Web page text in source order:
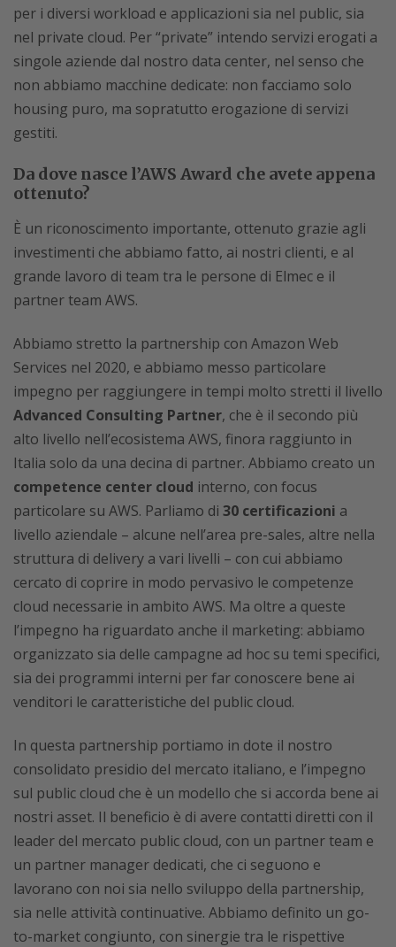
per i diversi workload e applicazioni sia nel public, sia
nel private cloud. Per “private” intendo servizi erogati a
singole aziende dal nostro data center, nel senso che
non abbiamo macchine dedicate: non facciamo solo
housing puro, ma sopratutto erogazione di servizi
gestiti.
Da dove nasce l’AWS Award che avete appena
ottenuto?
È un riconoscimento importante, ottenuto grazie agli
investimenti che abbiamo fatto, ai nostri clienti, e al
grande lavoro di team tra le persone di Elmec e il
partner team AWS.
Abbiamo stretto la partnership con Amazon Web
Services nel 2020, e abbiamo messo particolare
impegno per raggiungere in tempi molto stretti il livello
Advanced Consulting Partner, che è il secondo più
alto livello nell’ecosistema AWS, finora raggiunto in
Italia solo da una decina di partner. Abbiamo creato un
competence center cloud interno, con focus
particolare su AWS. Parliamo di 30 certificazioni a
livello aziendale – alcune nell’area pre-sales, altre nella
struttura di delivery a vari livelli – con cui abbiamo
cercato di coprire in modo pervasivo le competenze
cloud necessarie in ambito AWS. Ma oltre a queste
l’impegno ha riguardato anche il marketing: abbiamo
organizzato sia delle campagne ad hoc su temi specifici,
sia dei programmi interni per far conoscere bene ai
venditori le caratteristiche del public cloud.
In questa partnership portiamo in dote il nostro
consolidato presidio del mercato italiano, e l’impegno
sul public cloud che è un modello che si accorda bene ai
nostri asset. Il beneficio è di avere contatti diretti con il
leader del mercato public cloud, con un partner team e
un partner manager dedicati, che ci seguono e
lavorano con noi sia nello sviluppo della partnership,
sia nelle attività continuative. Abbiamo definito un go-
to-market congiunto, con sinergie tra le rispettive